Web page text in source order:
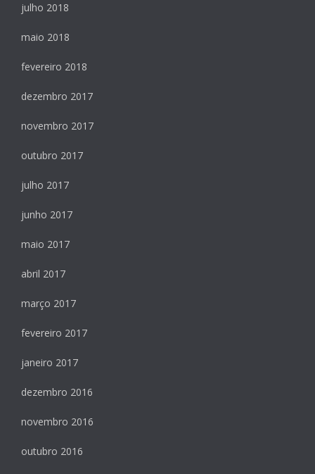
julho 2018
maio 2018
fevereiro 2018
dezembro 2017
novembro 2017
outubro 2017
julho 2017
junho 2017
maio 2017
abril 2017
março 2017
fevereiro 2017
janeiro 2017
dezembro 2016
novembro 2016
outubro 2016